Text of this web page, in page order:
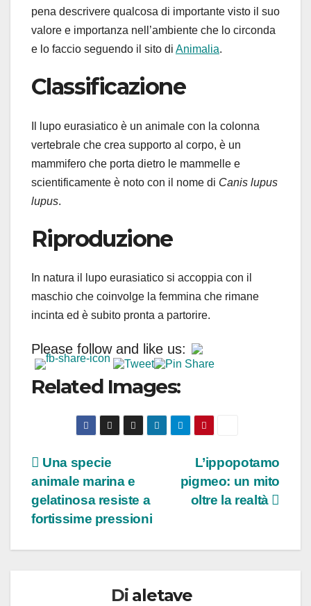
pena descrivere qualcosa di importante visto il suo
valore e importanza nell’ambiente che lo circonda
e lo faccio seguendo il sito di Animalia.
Classificazione
Il lupo eurasiatico è un animale con la colonna
vertebrale che crea supporto al corpo, è un
mammifero che porta dietro le mammelle e
scientificamente è noto con il nome di Canis lupus
lupus.
Riproduzione
In natura il lupo eurasiatico si accoppia con il
maschio che coinvolge la femmina che rimane
incinta ed è subito pronta a partorire.
Please follow and like us:
Related Images:
Navigazione
articoli
L’ippopotamo
pigmeo: un mito
oltre la realtà
Una specie
animale marina e
gelatinosa resiste a
fortissime pressioni
Di aletave